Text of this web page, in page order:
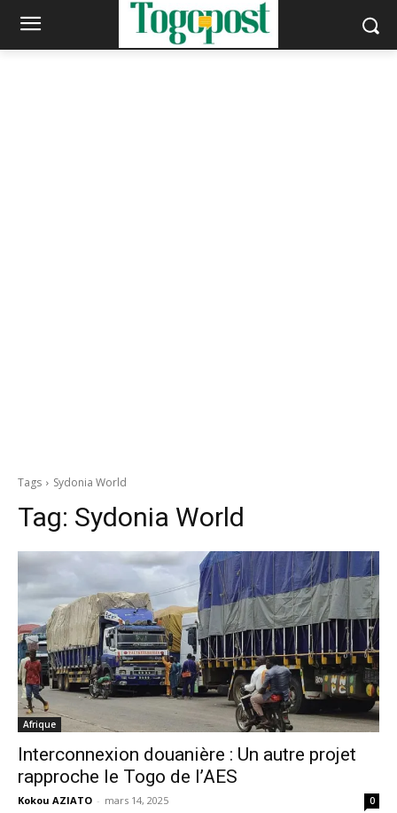
Tags Sydonia World
Tag: Sydonia World
Afrique
Interconnexion douanière : Un autre projet
rapproche le Togo de l’AES
Kokou AZIATO - mars 14, 2025 0